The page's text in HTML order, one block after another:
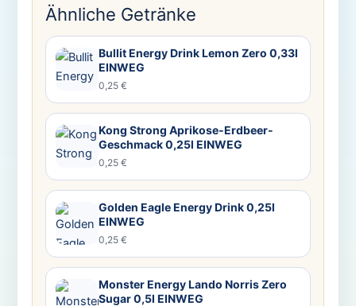
Ähnliche Getränke
Bullit Energy Drink Lemon Zero 0,33l
EINWEG
0,25 €
Kong Strong Aprikose-Erdbeer-
Geschmack 0,25l EINWEG
0,25 €
Golden Eagle Energy Drink 0,25l
EINWEG
0,25 €
Monster Energy Lando Norris Zero
Sugar 0,5l EINWEG